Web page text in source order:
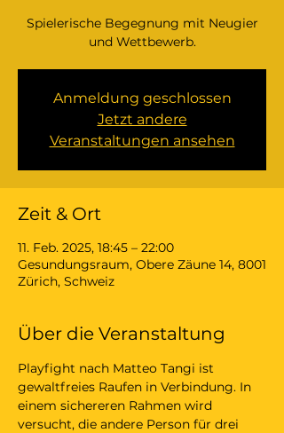
Spielerische Begegnung mit Neugier
und Wettbewerb.
Anmeldung geschlossen
Jetzt andere
Veranstaltungen ansehen
Zeit & Ort
11. Feb. 2025, 18:45 – 22:00
Gesundungsraum, Obere Zäune 14, 8001
Zürich, Schweiz
Über die Veranstaltung
Playfight nach Matteo Tangi ist
gewaltfreies Raufen in Verbindung. In
einem sichereren Rahmen wird
versucht, die andere Person für drei